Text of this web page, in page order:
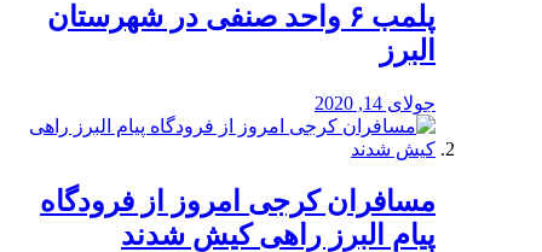
پلمب ۶ واحد صنفی در شهرستان
البرز
جولای 14, 2020
مسافران کرجی امروز از فرودگاه
پیام البرز راهی کیش شدند